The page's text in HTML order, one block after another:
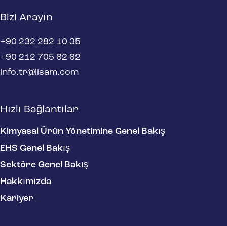
Bizi Arayın
+90 232 282 10 35
+90 212 705 62 62
info.tr@lisam.com
Hızlı Bağlantılar
Kimyasal Ürün Yönetimine Genel Bakış
EHS Genel Bakış
Sektöre Genel Bakış
Hakkımızda
Kariyer